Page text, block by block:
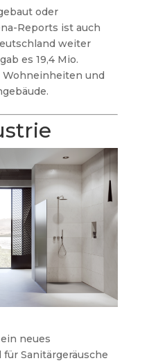
oder
Reports ist auch
weiter
es 19,4 Mio.
Wohneinheiten und
neues
Sanitärgeräusche